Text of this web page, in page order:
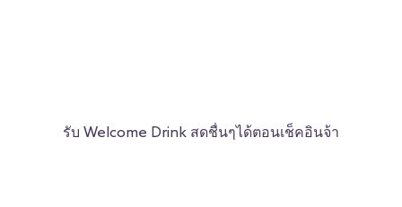
รับ Welcome Drink สดชื่นๆได้ตอนเช็คอินจ้า